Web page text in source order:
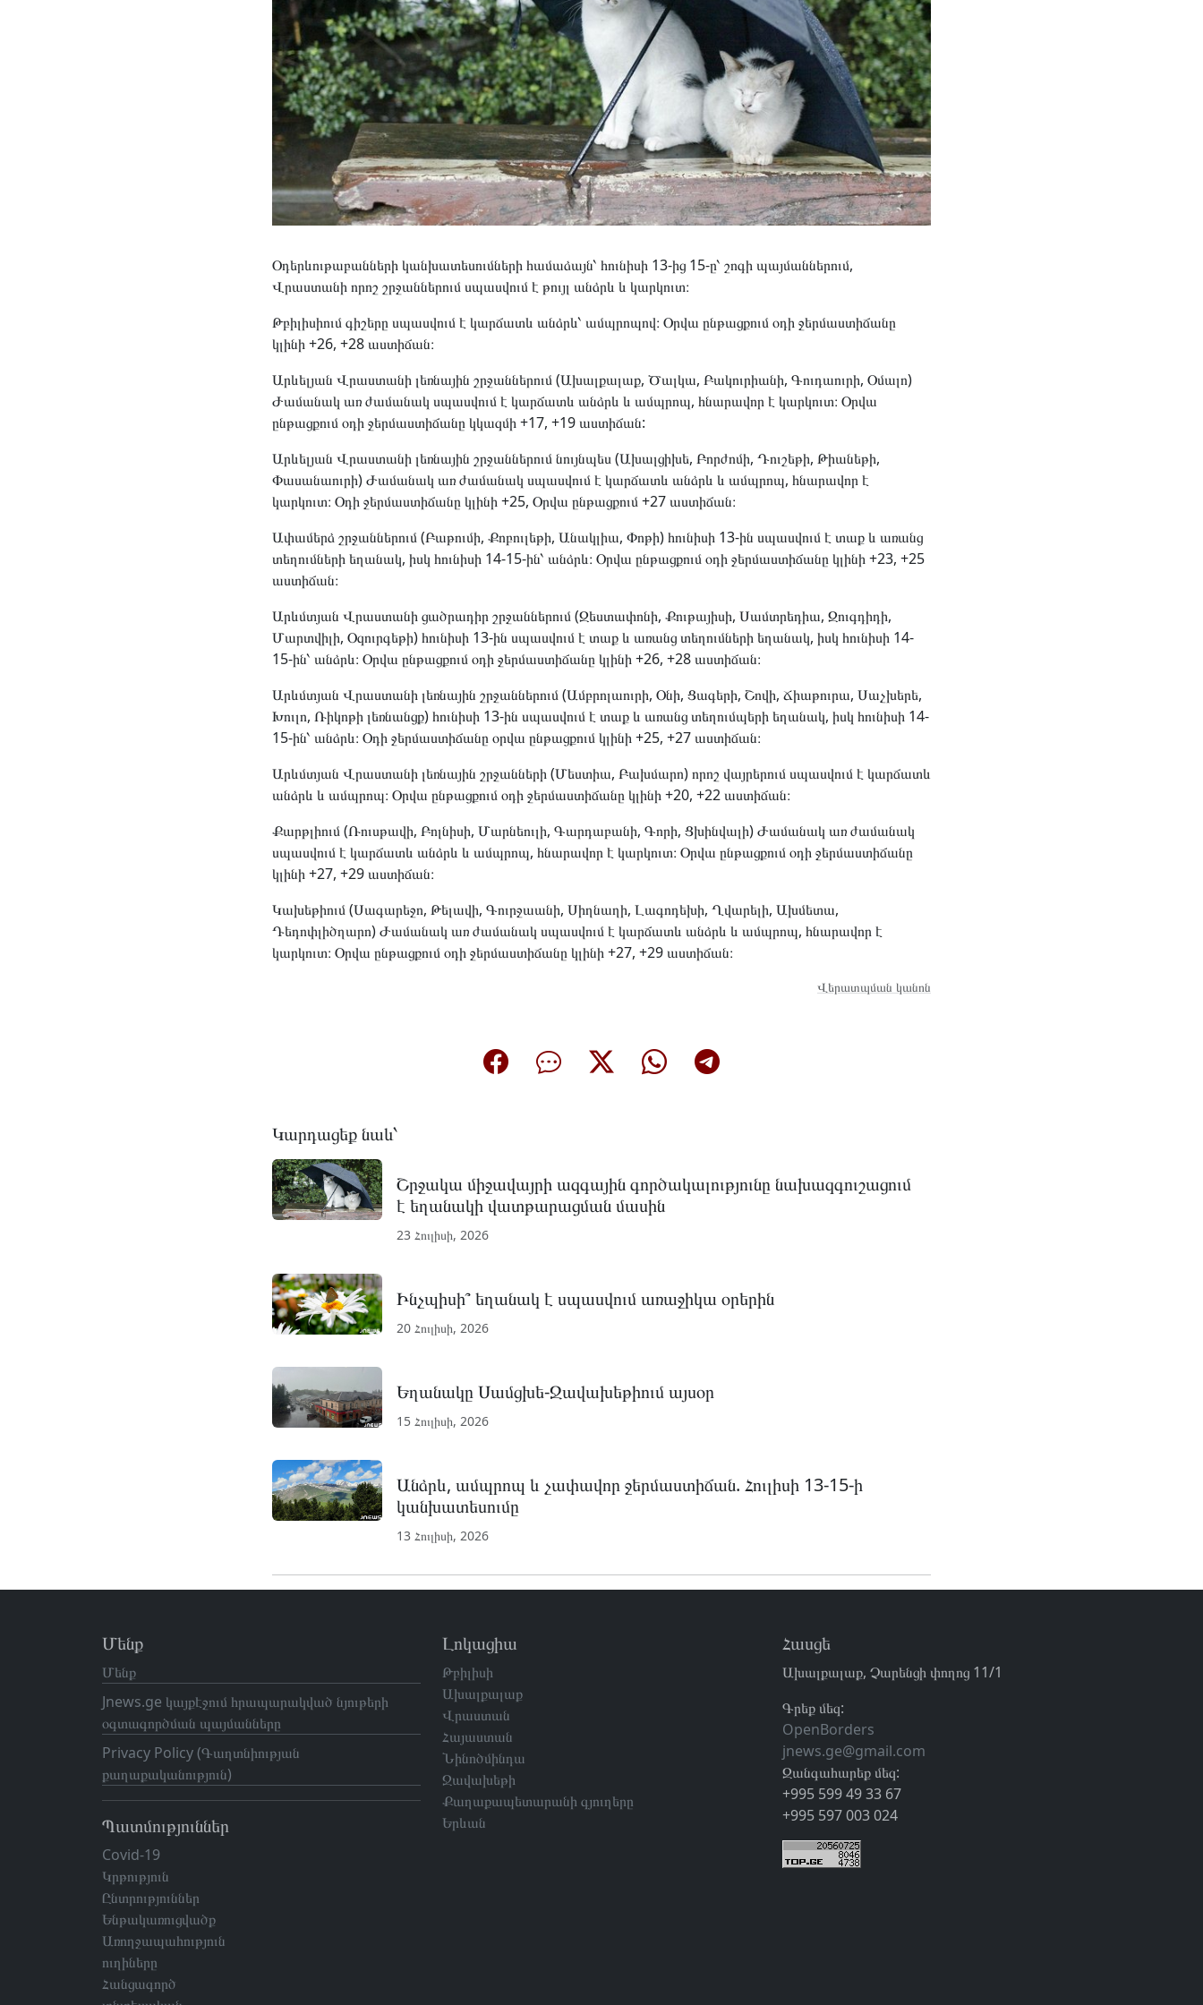
Օդերևութաբանների կանխատեսումների համաձայն՝ հունիսի 13-ից 15-ը՝ շոգի պայմաններում,
Վրաստանի որոշ շրջաններում սպասվում է թույլ անձրև և կարկուտ։
Թբիլիսիում գիշերը սպասվում է կարճատև անձրև՝ ամպրոպով։ Օրվա ընթացքում օդի ջերմաստիճանը
կլինի +26, +28 աստիճան։
Արևելյան Վրաստանի լեռնային շրջաններում (Ախալքալաք, Ծալկա, Բակուրիանի, Գուդաուրի, Օմալո)
Ժամանակ առ ժամանակ սպասվում է կարճատև անձրև և ամպրոպ, հնարավոր է կարկուտ։ Օրվա
ընթացքում օդի ջերմաստիճանը կկազմի +17, +19 աստիճան:
Արևելյան Վրաստանի լեռնային շրջաններում նույնպես (Ախալցիխե, Բորժոմի, Դուշեթի, Թիանեթի,
Փասանաուրի) Ժամանակ առ ժամանակ սպասվում է կարճատև անձրև և ամպրոպ, հնարավոր է
կարկուտ։ Օդի ջերմաստիճանը կլինի +25, Օրվա ընթացքում +27 աստիճան։
Ափամերձ շրջաններում (Բաթումի, Քոբուլեթի, Անակլիա, Փոթի) հունիսի 13-ին սպասվում է տաք և առանց
տեղումների եղանակ, իսկ հունիսի 14-15-ին՝ անձրև։ Օրվա ընթացքում օդի ջերմաստիճանը կլինի +23, +25
աստիճան։
Արևմտյան Վրաստանի ցածրադիր շրջաններում (Զեստափոնի, Քութայիսի, Սամտրեդիա, Զուգդիդի,
Մարտվիլի, Օզուրգեթի) հունիսի 13-ին սպասվում է տաք և առանց տեղումների եղանակ, իսկ հունիսի 14-
15-ին՝ անձրև։ Օրվա ընթացքում օդի ջերմաստիճանը կլինի +26, +28 աստիճան։
Արևմտյան Վրաստանի լեռնային շրջաններում (Ամբրոլաուրի, Օնի, Ցագերի, Շովի, Ճիաթուրա, Սաչխերե,
Խուլո, Ռիկոթի լեռնանցք) հունիսի 13-ին սպասվում է տաք և առանց տեղումպերի եղանակ, իսկ հունիսի 14-
15-ին՝ անձրև։ Օդի ջերմաստիճանը օրվա ընթացքում կլինի +25, +27 աստիճան։
Արևմտյան Վրաստանի լեռնային շրջանների (Մեստիա, Բախմարո) որոշ վայրերում սպասվում է կարճատև
անձրև և ամպրոպ։ Օրվա ընթացքում օդի ջերմաստիճանը կլինի +20, +22 աստիճան։
Քարթլիում (Ռուսթավի, Բոլնիսի, Մարնեուլի, Գարդաբանի, Գորի, Ցխինվալի) Ժամանակ առ ժամանակ
սպասվում է կարճատև անձրև և ամպրոպ, հնարավոր է կարկուտ։ Օրվա ընթացքում օդի ջերմաստիճանը
կլինի +27, +29 աստիճան։
Կախեթիում (Սագարեջո, Թելավի, Գուրջաանի, Սիղնաղի, Լագոդեխի, Ղվարելի, Ախմետա,
Դեդոփլիծղարո) Ժամանակ առ ժամանակ սպասվում է կարճատև անձրև և ամպրոպ, հնարավոր է
կարկուտ։ Օրվա ընթացքում օդի ջերմաստիճանը կլինի +27, +29 աստիճան։
Վերատպման կանոն
Կարդացեք նաև՝
Շրջակա միջավայրի ազգային գործակալությունը նախազգուշացում
է եղանակի վատթարացման մասին
23 Հուլիսի, 2026
Ինչպիսի՞ եղանակ է սպասվում առաջիկա օրերին
20 Հուլիսի, 2026
Եղանակը Սամցխե-Ջավախեթիում այսօր
15 Հուլիսի, 2026
Անձրև, ամպրոպ և չափավոր ջերմաստիճան. Հուլիսի 13-15-ի
կանխատեսումը
13 Հուլիսի, 2026
Մենք
Մենք
Jnews.ge կայքէջում հրապարակված նյութերի
օգտագործման պայմանները
Privacy Policy (Գաղտնիության
քաղաքականություն)
Պատմություններ
Covid-19
Կրթություն
Ընտրություններ
Ենթակառուցվածք
Առողջապահություն
ուղիները
Հանցագործ
Լոկացիա
Թբիլիսի
Ախալքալաք
Վրաստան
Հայաստան
Նինոծմինդա
Ջավախեթի
Քաղաքապետարանի գյուղերը
Երևան
Հասցե
Ախալքալաք, Չարենցի փողոց 11/1
Գրեք մեզ:
OpenBorders
jnews.ge@gmail.com
Զանգահարեք մեզ:
+995 599 49 33 67
+995 597 003 024